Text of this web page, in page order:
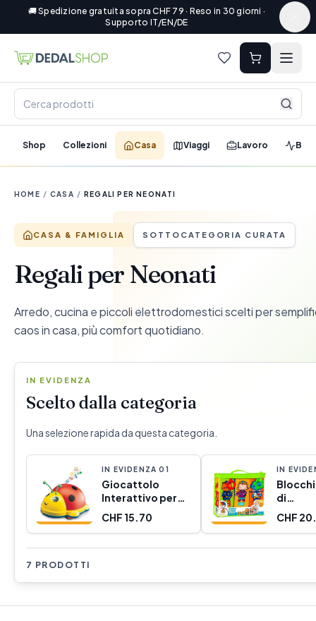
🚚 Spedizione gratuita sopra CHF 79 · Reso in 30 giorni ·
Supporto IT/EN/DE
Shop Collezioni Casa Viaggi Lavoro
HOME / CASA / REGALI PER NEONATI
CASA & FAMIGLIA SOTTOCATEGORIA CURATA
Regali per Neonati
Arredo, cucina e piccoli elettrodomestici scelti per
caos in casa, più comfort quotidiano.
IN EVIDENZA
Scelto dalla categoria
Una selezione rapida da questa categoria.
IN EVIDENZA 0 1
Giocattolo
Interattivo per
Bambini Moltó 23
cm
CHF 15.70
IN
di
Moltó
CHF
7 PRODOTTI